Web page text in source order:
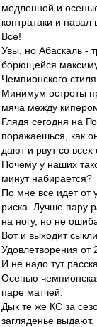
медленной и
контратаки и навал
Все!
Увы, но Абаскаль -
борющейся
Чемпионского стиля
Минимум остроты
мяча между
Глядя сегодня на
поражаешься, как
дают и рвут со всех
Почему у наших
минут набирается?
По мне все идет от
риска. Лучше пару
на ногу, но не
Вот и выходит
Удовлетворения от
И не надо тут
Осенью
паре матчей.
Дык те же КС за
загляденье